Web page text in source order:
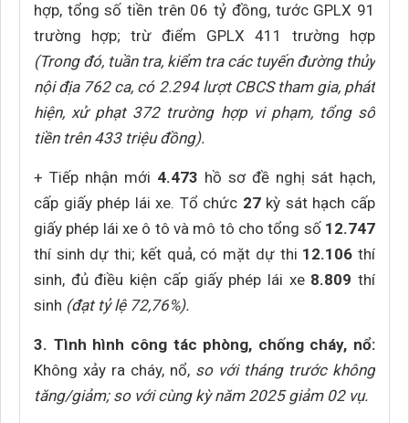
hợp, tổng số tiền trên 06 tỷ đồng, tước GPLX 91
trường hợp; trừ điểm GPLX 411 trường hợp
(Trong đó, tuần tra, kiểm tra các tuyến đường thủy
nội địa 762 ca, có 2.294 lượt CBCS tham gia, phát
hiện, xử phạt 372 trường hợp vi phạm, tổng số
tiền trên 433 triệu đồng).
+ Tiếp nhận mới 4.473 hồ sơ đề nghị sát hạch,
cấp giấy phép lái xe. Tổ chức 27kỳ sát hạch cấp
giấy phép lái xe ô tô và mô tô cho tổng số 12.747
thí sinh dự thi; kết quả, có mặt dự thi 12.106 thí
sinh, đủ điều kiện cấp giấy phép lái xe 8.809 thí
sinh (đạt tỷ lệ 72,76%).
3. Tình hình công tác phòng, chống cháy, nổ:
Không xảy ra cháy, nổ, so với tháng trước không
tăng/giảm; so với cùng kỳ năm 2025 giảm 02 vụ.